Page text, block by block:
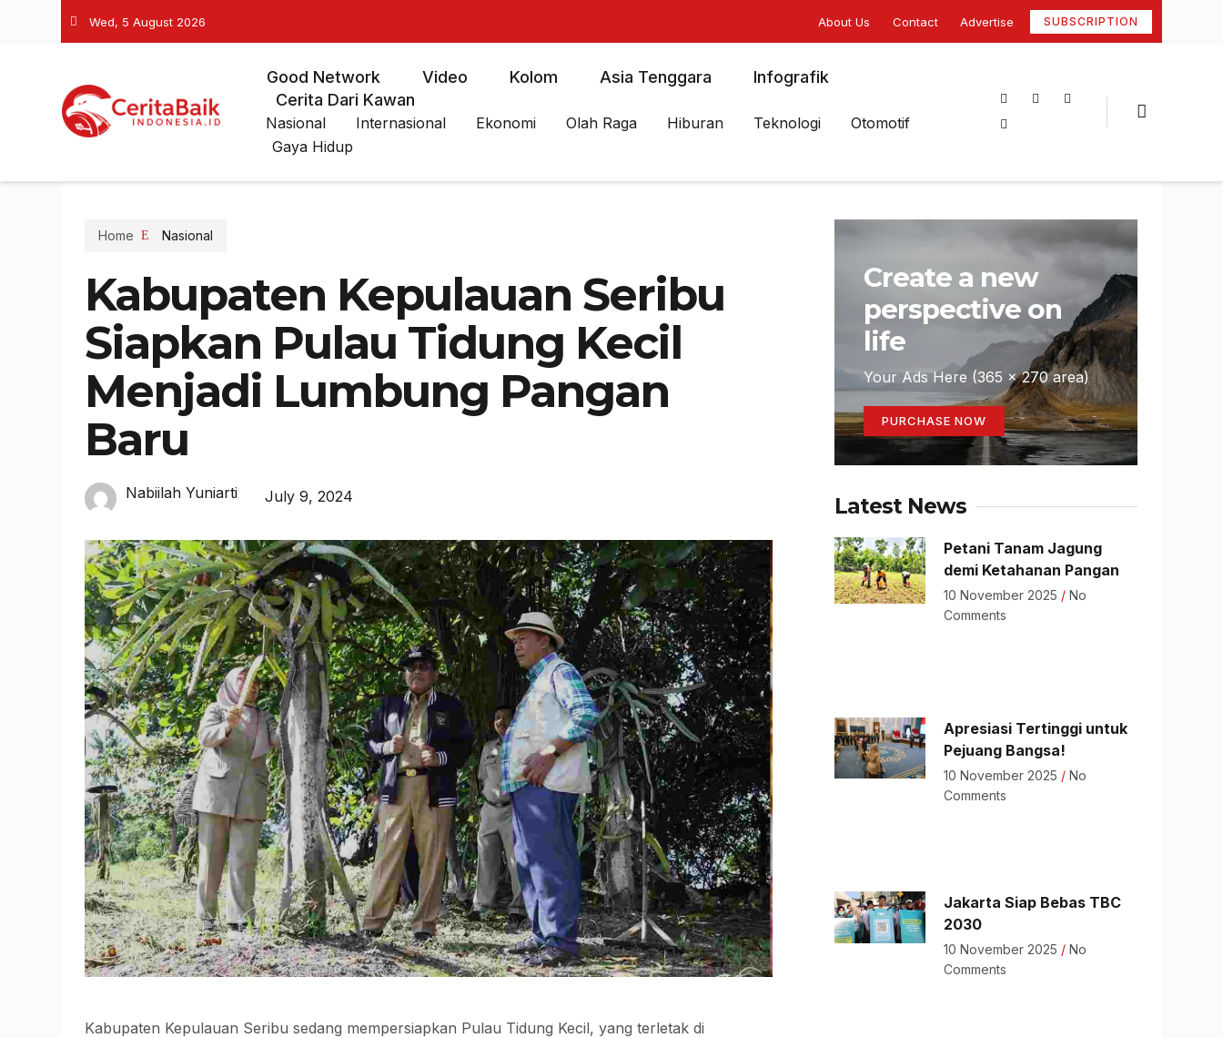
Wed, 5 August 2026 About Us Contact Advertise SUBSCRIPTION
Good Network Video Kolom Asia Tenggara
Infografik
Cerita Dari Kawan
Nasional Internasional Ekonomi Olah Raga Hiburan Teknologi
Otomotif
Gaya Hidup
Home Nasional
Kabupaten Kepulauan Seribu
Siapkan Pulau Tidung Kecil
Menjadi Lumbung Pangan
Baru
Nabiilah Yuniarti July 9, 2024
Kabupaten Kepulauan Seribu sedang mempersiapkan Pulau Tidung Kecil, yang terletak di
Create a new
perspective on
life
Your Ads Here (365 x 270 area)
PURCHASE NOW
Latest News
Petani Tanam Jagung
demi Ketahanan Pangan
10 November 2025
No
Comments
Apresiasi Tertinggi untuk
Pejuang Bangsa!
10 November 2025
No
Comments
Jakarta Siap Bebas TBC
2030
10 November 2025
No
Comments